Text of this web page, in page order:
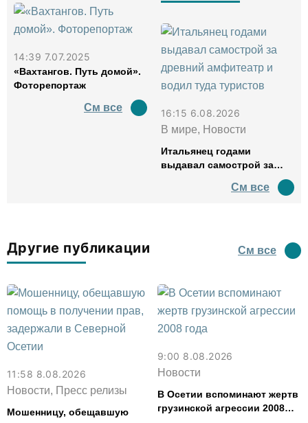
14:39 7.07.2025
«Вахтангов. Путь домой».
Фоторепортаж
См все
16:15 6.08.2026
В мире, Новости
Итальянец годами
выдавал самострой за
водил туда туристов
См все
Другие публикации См все
11:58 8.08.2026
Новости, Пресс релизы
Мошенницу, обещавшую
9:00 8.08.2026
Новости
В Осетии вспоминают жертв
грузинской агрессии 2008